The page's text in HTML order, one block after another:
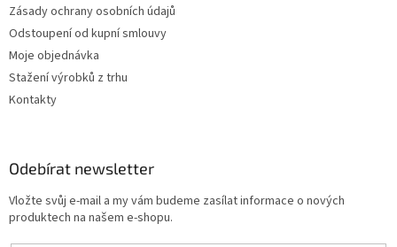
Zásady ochrany osobních údajů
Odstoupení od kupní smlouvy
Moje objednávka
Stažení výrobků z trhu
Kontakty
Odebírat newsletter
Vložte svůj e-mail a my vám budeme zasílat informace o nových
produktech na našem e-shopu.